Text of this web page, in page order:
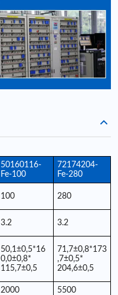
50160116-
Fe-100
72174204-
Fe-280
100 280
3.2 3.2
50,1±0,5*16
0,0±0,8*
115,7±0,5
71,7±0,8*173
,7±0,5*
204,6±0,5
2000 5500